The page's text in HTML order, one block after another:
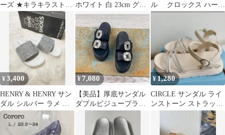
ーズ ★キラキラストー
ン サンダル アーチフ
ィット
ホワイト 白 23cm グリ
ッター 厚底 ウェッジ
ル クロックス ハート
スター サンダル アクセ
¥3,400
HENRY & HENRY サン
ダル シルバー ラメ イ
タリア製 キラキラ 新品
¥7,080
【美品】厚底サンダル
ダブルビジュープラッ
ジューサンダル
¥1,280
CIRCLE サンダル ライ
ンストーン ストラップ